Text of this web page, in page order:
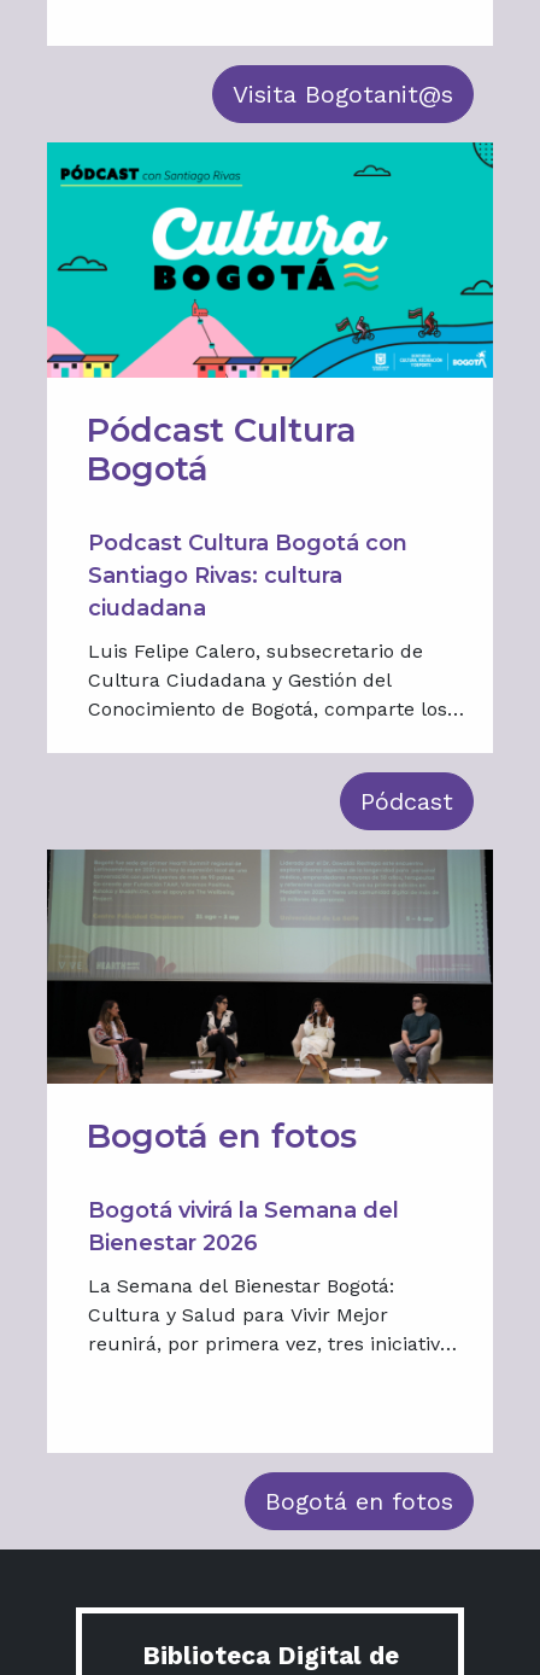
Visita Bogotanit@s
Pódcast Cultura
Bogotá
Podcast Cultura Bogotá con
Santiago Rivas: cultura
ciudadana
Luis Felipe Calero, subsecretario de
Cultura Ciudadana y Gestión del
Conocimiento de Bogotá, comparte los
la construcción de confianza. Moderado
Pódcast
Bogotá en fotos
Bogotá vivirá la Semana del
Bienestar 2026
La Semana del Bienestar Bogotá:
Cultura y Salud para Vivir Mejor
reunirá, por primera vez, tres iniciativas
Bogotá en fotos
Biblioteca Digital de